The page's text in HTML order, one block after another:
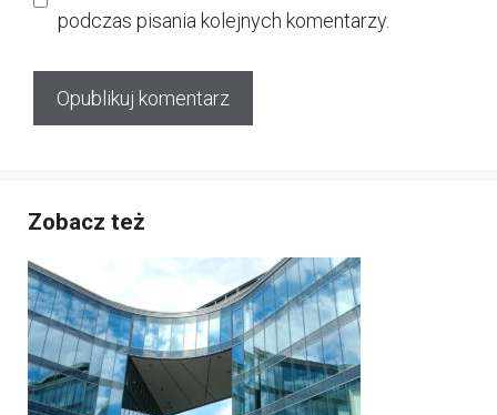
podczas pisania kolejnych komentarzy.
Zobacz też